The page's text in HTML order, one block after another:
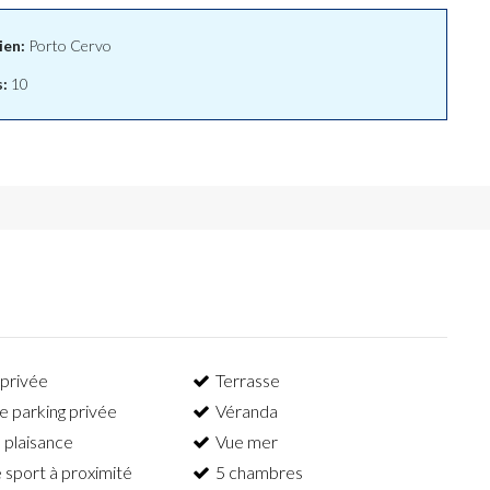
Porto Cervo
10
parking privée
sport à proximité
Terrasse
Véranda
Vue mer
5 chambres